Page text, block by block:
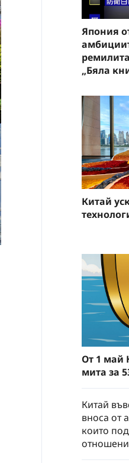
Япония
„Бяла
Китай
От 1 май
мита за
Китай
вноса от
които